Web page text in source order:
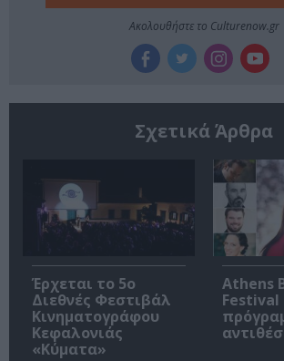
Ακολουθήστε το Culturenow.gr
Σχετικά Άρθρα
Έρχεται το 5ο
Διεθνές Φεστιβάλ
Κινηματογράφου
Κεφαλονιάς
«Κύματα»
Athens
Festival